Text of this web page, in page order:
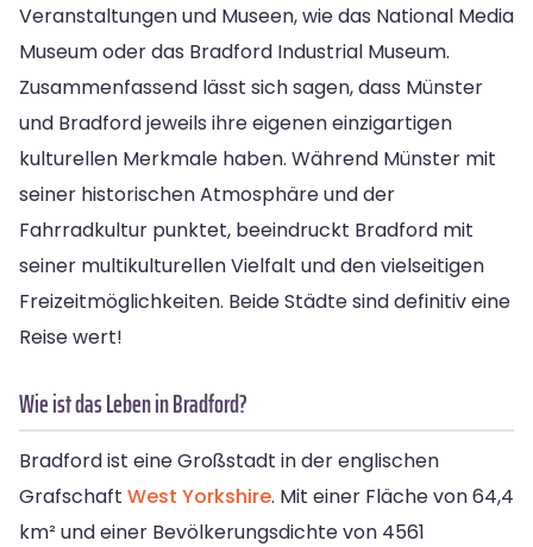
Veranstaltungen und Museen, wie das National Media
Museum oder das Bradford Industrial Museum.
Zusammenfassend lässt sich sagen, dass Münster
und Bradford jeweils ihre eigenen einzigartigen
kulturellen Merkmale haben. Während Münster mit
seiner historischen Atmosphäre und der
Fahrradkultur punktet, beeindruckt Bradford mit
seiner multikulturellen Vielfalt und den vielseitigen
Freizeitmöglichkeiten. Beide Städte sind definitiv eine
Reise wert!
Wie ist das Leben in Bradford?
Bradford ist eine Großstadt in der englischen
Grafschaft West Yorkshire. Mit einer Fläche von 64,4
km² und einer Bevölkerungsdichte von 4561